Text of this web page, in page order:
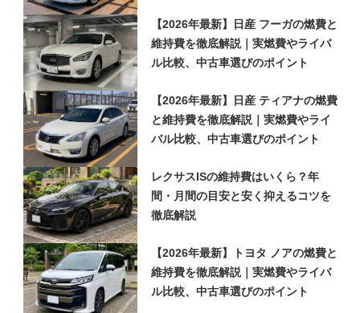
【2026年最新】日産 フーガの燃費と
維持費を徹底解説｜実燃費やライバ
ル比較、中古車選びのポイント
【2026年最新】日産 ティアナの燃費
と維持費を徹底解説｜実燃費やライ
バル比較、中古車選びのポイント
レクサスISの維持費はいくら？年
間・月間の目安と安く抑えるコツを
徹底解説
【2026年最新】トヨタ ノアの燃費と
維持費を徹底解説｜実燃費やライバ
ル比較、中古車選びのポイント